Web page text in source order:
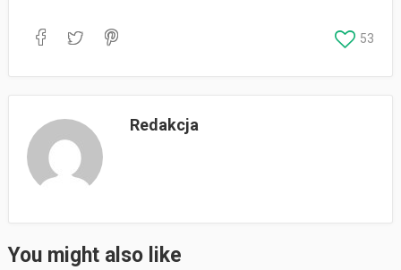
53
Redakcja
You might also like